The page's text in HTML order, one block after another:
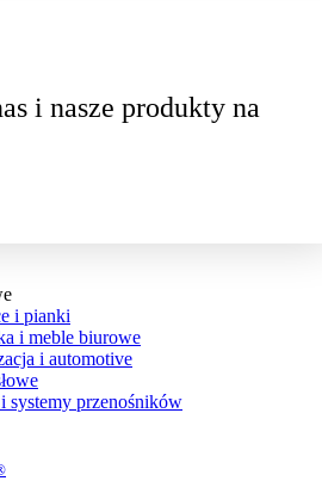
i nasze produkty na
i pianki
i meble biurowe
i automotive
systemy przenośników